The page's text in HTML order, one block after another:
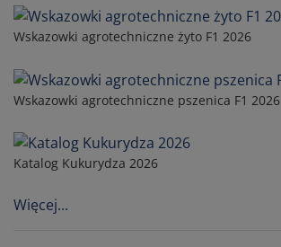
Wskazowki agrotechniczne żyto F1 2026
Wskazowki agrotechniczne pszenica F1 2026
Katalog Kukurydza 2026
Więcej...